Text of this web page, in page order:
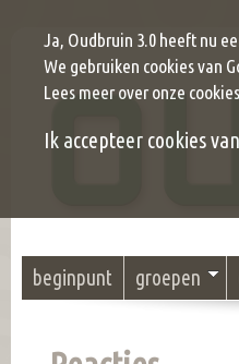
beginpunt groepen
Ja, Oudbruin 3.0 heeft nu
We gebruiken cookies van
Lees meer over onze cookies
Ik accepteer cookies